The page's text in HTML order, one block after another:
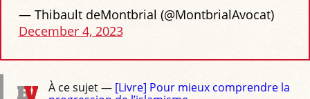
— Thibault deMontbrial (@MontbrialAvocat)
December 4, 2023
À ce sujet — [Livre] Pour mieux comprendre la